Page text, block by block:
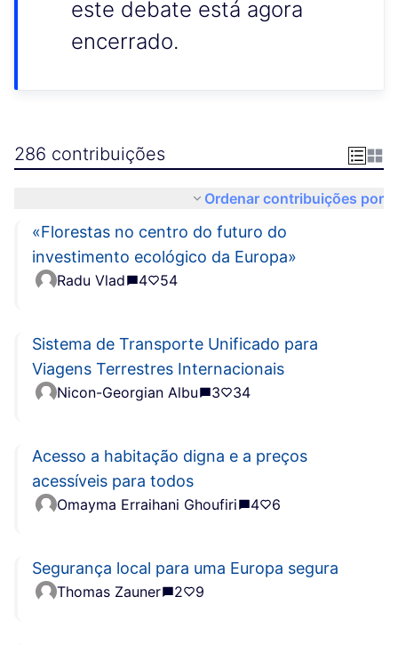
este debate está agora
encerrado.
286 contribuições
Ordenar contribuições por
«Florestas no centro do futuro do
investimento ecológico da Europa»
Radu Vlad 4 54
Sistema de Transporte Unificado para
Viagens Terrestres Internacionais
Nicon-Georgian Albu 3 34
Acesso a habitação digna e a preços
acessíveis para todos
Omayma Erraihani Ghoufiri 4 6
Segurança local para uma Europa segura
Thomas Zauner 2 9